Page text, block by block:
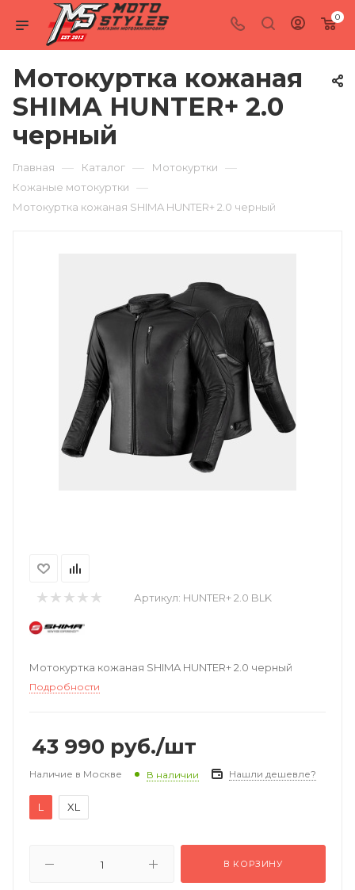
0
Мотокуртка кожаная
SHIMA HUNTER+ 2.0
черный
Главная — Каталог — Мотокуртки —
Кожаные мотокуртки —
Мотокуртка кожаная SHIMA HUNTER+ 2.0 черный
Артикул: HUNTER+ 2.0 BLK
Мотокуртка кожаная SHIMA HUNTER+ 2.0 черный
Подробности
43 990 руб./шт
Наличие в Москве В наличии Нашли дешевле?
L XL
В КОРЗИНУ